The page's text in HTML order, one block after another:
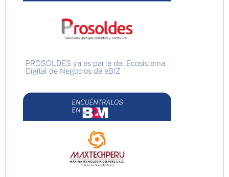
PROSOLDES ya es parte del Ecosistema
Digital de Negocios de eBIZ